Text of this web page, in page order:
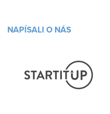
NAPÍSALI O NÁS